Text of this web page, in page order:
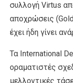
συλλογή Virtus
αποχρώσεις
έχει ήδη γίνει
Τα International
οραματιστές
μελλοντικές